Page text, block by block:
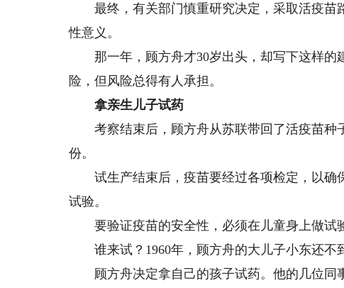
最终，有关部门慎重研究决定，采取活疫苗
性意义。
那一年，顾方舟才30岁出头，却写下这样的
险，但风险总得有人承担。
拿亲生儿子试药
考察结束后，顾方舟从苏联带回了活疫苗种
份。
试生产结束后，疫苗要经过各项检定，以确
试验。
要验证疫苗的安全性，必须在儿童身上做试
谁来试？1960年，顾方舟的大儿子小东还不
顾方舟决定拿自己的孩子试药。他的几位同